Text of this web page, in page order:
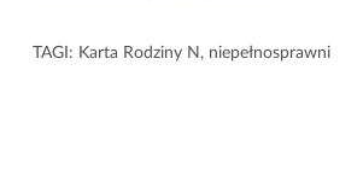
TAGI: Karta Rodziny N , niepełnosprawni